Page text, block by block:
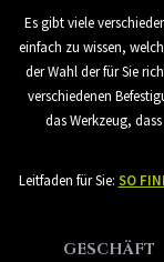
Es gibt viele
einfach zu wissen,
der Wahl der für Sie
verschiedenen
das Werkzeug,
Leitfaden für Sie: SO
GESCHÄFT